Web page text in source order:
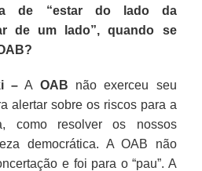
de “estar do lado da
de um lado”, quando se
– A OAB não exerceu seu
alertar sobre os riscos para a
como resolver os nossos
democrática. A OAB não
e foi para o “pau”. A